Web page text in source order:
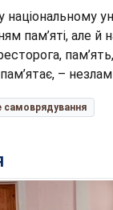
пам’яті, але й
–
самоврядування